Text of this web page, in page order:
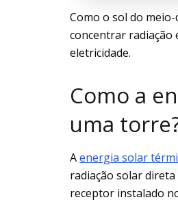
Como o sol do
concentrar radiação
eletricidade.
Como a
uma
Aenergia solar
radiação solar
receptor instalado